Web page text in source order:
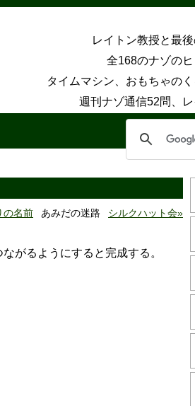
レイトン教授と最
全168のナゾの
タイムマシン、おもちゃの
週刊ナゾ通信52問、
の名前 あみだの迷路 シルクハット会
がるようにすると完成する。